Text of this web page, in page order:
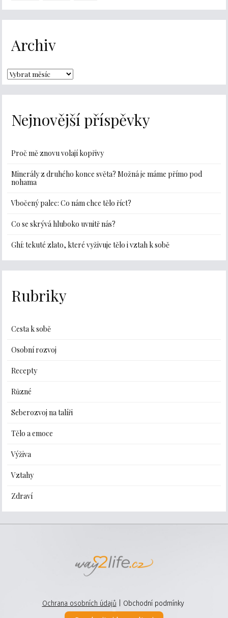
Archiv
Nejnovější příspěvky
Proč mě znovu volají kopřivy
Minerály z druhého konce světa? Možná je máme přímo pod
nohama
Vbočený palec: Co nám chce tělo říct?
Co se skrývá hluboko uvnitř nás?
Ghí: tekuté zlato, které vyživuje tělo i vztah k sobě
Rubriky
Cesta k sobě
Osobní rozvoj
Recepty
Různé
Seberozvoj na talíři
Tělo a emoce
Výživa
Vztahy
Zdraví
Ochrana osobních údajů | Obchodní podmínky